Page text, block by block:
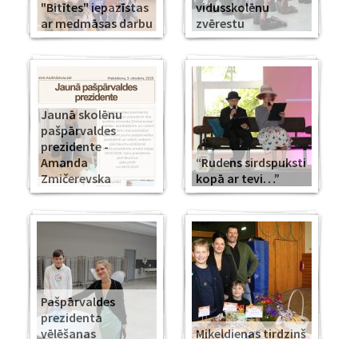
"Bitītes" iepazīstas
ar medmāsas darbu
vidusskolēnu
zvērestu
Jaunā skolēnu
pašpārvaldes
prezidente -
Amanda
Zmičerevska
“Rudens sirdspuksti
kopā ar tevi…”
Pašpārvaldes
prezidenta
vēlēšanas
Miķeļdienas tirdziņš